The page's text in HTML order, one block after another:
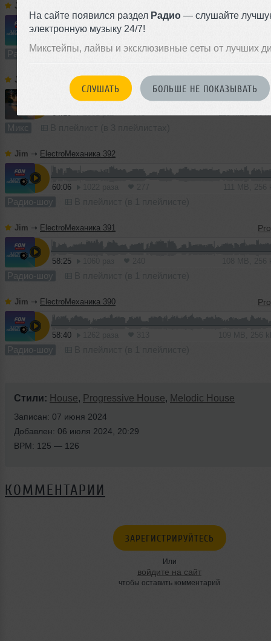
На сайте появился раздел Радио — слушайте
электронную музыку 24/7!
Микстейпы, лайвы и эксклюзивные сеты от лучших
СЛУШАТЬ БОЛЬШЕ НЕ ПОКАЗЫВАТЬ
Jim
Радио-шоу В плейлист (в 1 плейлисте)
Jim Summer Lights 2026
Микс
Jim ➝ ElectroМеханика 392
60:06
Радио-шоу
Jim ➝ ElectroМеханика 391
58:25
Радио-шоу
Jim ➝ ElectroМеханика 390
58:40
Радио-шоу
Стили: House, Progressive House, Melodic House
Записан: 07 июня 2024
Добавлен: 06 июля 2024, 20:29
BPM: 125 — 126
КОММЕНТАРИИ
ЗАРЕГИСТРИРУЙТЕСЬ
Или
войдите на сайт
чтобы оставить комментарий